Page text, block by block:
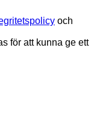
och
för att kunna ge ett